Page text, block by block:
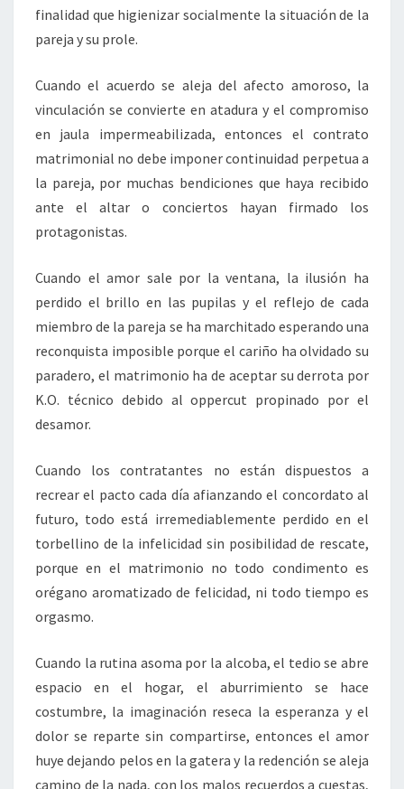
finalidad que higienizar socialmente la situación de la
pareja y su prole.
Cuando el acuerdo se aleja del afecto amoroso, la
vinculación se convierte en atadura y el compromiso
en jaula impermeabilizada, entonces el contrato
matrimonial no debe imponer continuidad perpetua a
la pareja, por muchas bendiciones que haya recibido
ante el altar o conciertos hayan firmado los
protagonistas.
Cuando el amor sale por la ventana, la ilusión ha
perdido el brillo en las pupilas y el reflejo de cada
miembro de la pareja se ha marchitado esperando una
reconquista imposible porque el cariño ha olvidado su
paradero, el matrimonio ha de aceptar su derrota por
K.O. técnico debido al oppercut propinado por el
desamor.
Cuando los contratantes no están dispuestos a
recrear el pacto cada día afianzando el concordato al
futuro, todo está irremediablemente perdido en el
torbellino de la infelicidad sin posibilidad de rescate,
porque en el matrimonio no todo condimento es
orégano aromatizado de felicidad, ni todo tiempo es
orgasmo.
Cuando la rutina asoma por la alcoba, el tedio se abre
espacio en el hogar, el aburrimiento se hace
costumbre, la imaginación reseca la esperanza y el
dolor se reparte sin compartirse, entonces el amor
huye dejando pelos en la gatera y la redención se aleja
camino de la nada, con los malos recuerdos a cuestas,